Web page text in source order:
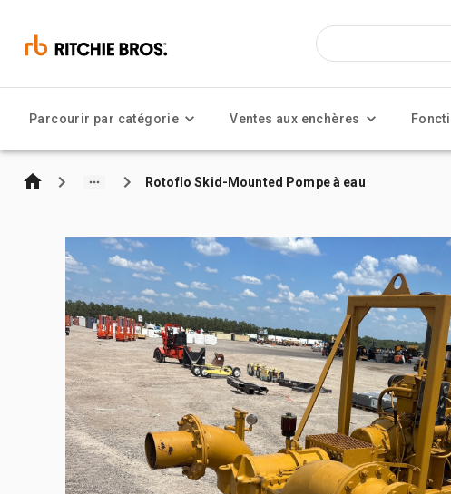
Parcourir par catégorie Ventes aux enchères
Rotoflo Skid-Mounted Pompe à eau